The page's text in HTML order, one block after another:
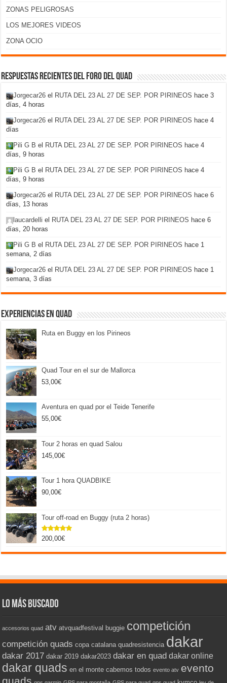
ZONAS PELIGROSAS
LOS MEJORES VIDEOS
ZONA OCIO
Respuestas recientes del foro del Quad
Jorgecar26 el RUTA DEL 23 AL 27 DE SEP. POR PIRINEOS hace 3
días, 4 horas
Jorgecar26 el RUTA DEL 23 AL 27 DE SEP. POR PIRINEOS hace 4
días
Pili G B el RUTA DEL 23 AL 27 DE SEP. POR PIRINEOS hace 4
días, 9 horas
Pili G B el RUTA DEL 23 AL 27 DE SEP. POR PIRINEOS hace 4
días, 9 horas
Jorgecar26 el RUTA DEL 23 AL 27 DE SEP. POR PIRINEOS hace 6
días, 13 horas
laucardelli el RUTA DEL 23 AL 27 DE SEP. POR PIRINEOS hace 6
días, 20 horas
Pili G B el RUTA DEL 23 AL 27 DE SEP. POR PIRINEOS hace 1
semana, 2 días
Jorgecar26 el RUTA DEL 23 AL 27 DE SEP. POR PIRINEOS hace 1
semana, 3 días
Experiencias en Quad
Ruta en Buggy en los Pirineos
Quad Tour en el sur de Mallorca
53,00€
Aventura en quad por el Teide Tenerife
55,00€
Tour 2 horas en quad Salou
145,00€
Tour 1 hora QUADBIKE
90,00€
Tour off-road en Buggy (ruta 2 horas)
Valorado
de 5
200,00€
Lo más buscado
accesorios quad atv atvquadfestival buggie competición
competición quads copa catalana quadresistencia dakar
dakar 2017 dakar 2019 dakar2023 dakar en quad dakar online
dakar quads en el monte cabemos todos evento atv evento